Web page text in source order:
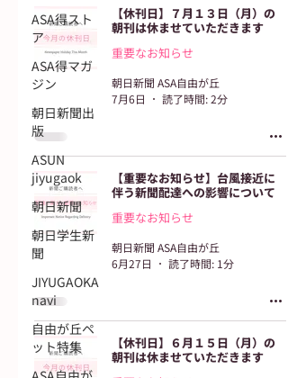
ASA得スト
ア
ASA得マガ
ジン
朝日新聞出
版
ASUN
jiyugaok
朝日新聞
朝日学生新
聞
JIYUGAOKA
navi
自由が丘ペ
ット特集
【休刊日】７月１３日（月）の
朝刊は休ませていただきます
重要なお知らせ
朝日新聞 ASA自由が丘
7月6日
読了時間: 2分
【重要なお知らせ】台風接近に
伴う新聞配達への影響について
重要なお知らせ
朝日新聞 ASA自由が丘
6月27日
読了時間: 1分
【休刊日】６月１５日（月）の
朝刊は休ませていただきます